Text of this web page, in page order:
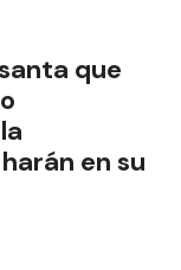
que
en su